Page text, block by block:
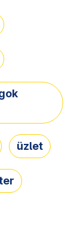
üzlet